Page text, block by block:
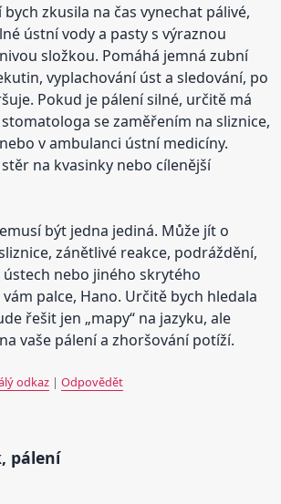
zkusila na čas vynechat pálivé,
ústní vody a pasty s výraznou
složkou. Pomáhá jemná zubní
vyplachování úst a sledování, po
Pokud je pálení silné, určitě má
se zaměřením na sliznice,
v ambulanci ústní medicíny.
na kvasinky nebo cílenější
být jedna jediná. Může jít o
zánětlivé reakce, podráždění,
nebo jiného skrytého
palce, Hano. Určitě bych hledala
řešit jen „mapy“ na jazyku, ale
vaše pálení a zhoršování potíží.
odkaz |Odpovědět
pálení